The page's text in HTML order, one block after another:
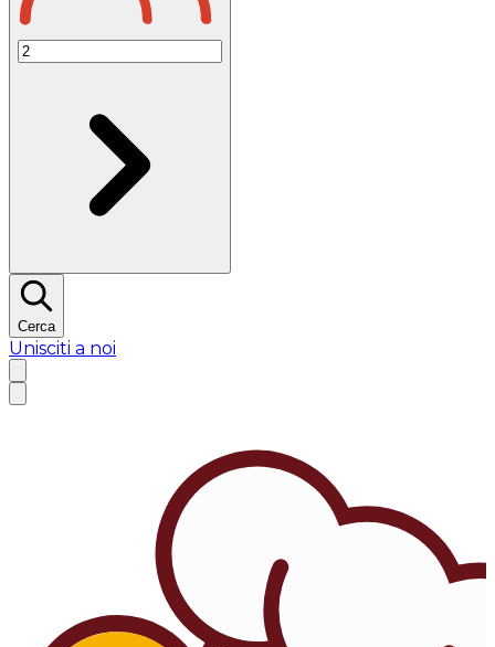
Cerca
Unisciti a noi